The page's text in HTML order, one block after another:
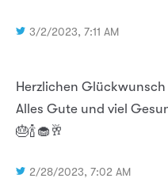
3/2/2023, 7:11 AM
Herzlichen
Alles Gute und viel
🎂🍾🧁🥂
2/28/2023, 7:02 AM